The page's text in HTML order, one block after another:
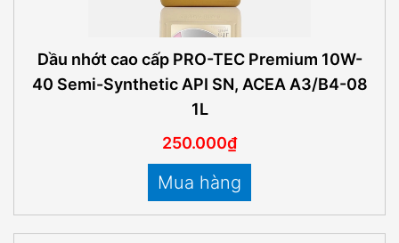
Dầu nhớt cao cấp PRO-TEC Premium 10W-
40 Semi-Synthetic API SN, ACEA A3/B4-08
1L
250.000₫
Mua hàng